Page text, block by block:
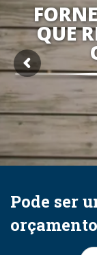
QUE
Pode ser
orçamento